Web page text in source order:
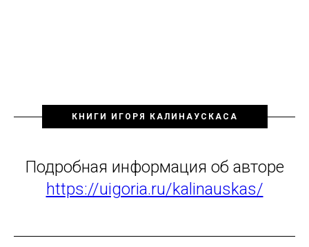
КНИГИ ИГОРЯ КАЛИНАУСКАСА
Подробная информация об авторе
https://uigoria.ru/kalinauskas/